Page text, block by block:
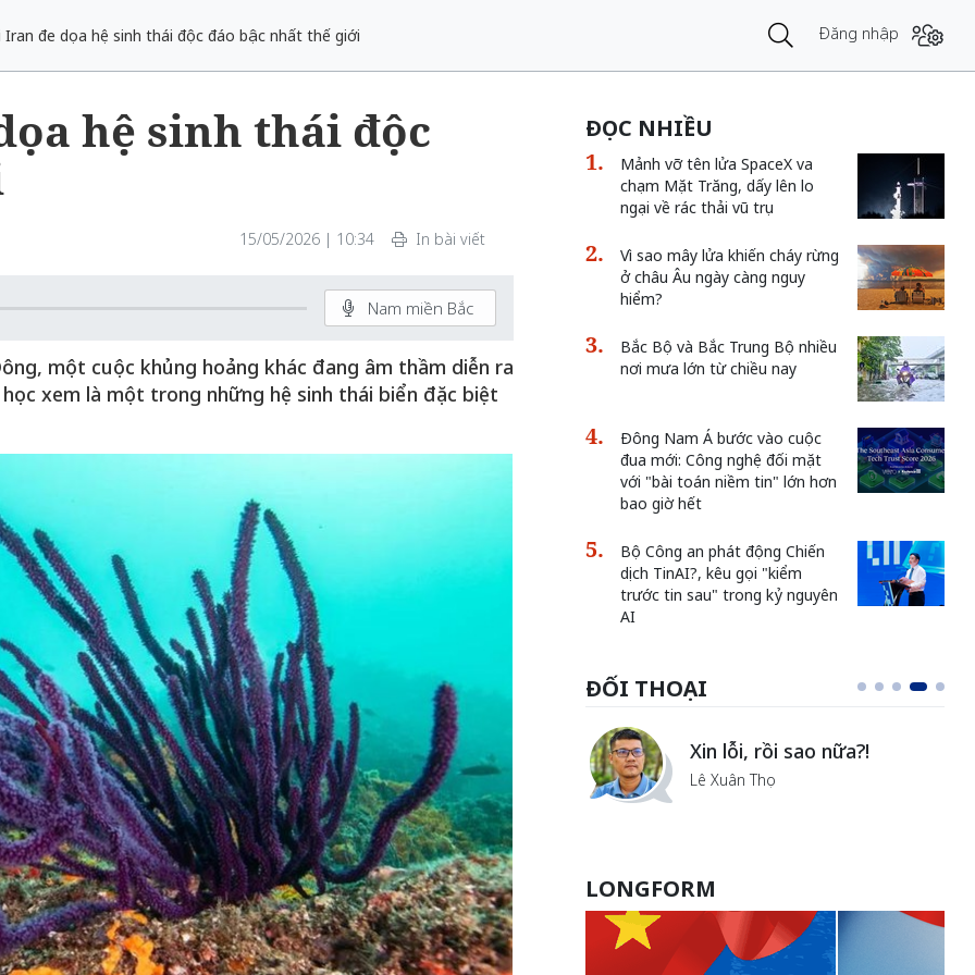
Iran đe dọa hệ sinh thái độc đáo bậc nhất thế giới Đăng nhập
hệ sinh thái độc
15/05/2026 | 10:34 In bài viết
Nam miền Bắc
một cuộc khủng hoảng khác đang âm thầm diễn ra
xem là một trong những hệ sinh thái biển đặc biệt
ĐỌC NHIỀU
Mảnh vỡ tên lửa SpaceX va
chạm Mặt Trăng, dấy lên lo
ngại về rác thải vũ trụ
Vì sao mây lửa khiến cháy rừng
ở châu Âu ngày càng nguy
hiểm?
Bắc Bộ và Bắc Trung Bộ nhiều
nơi mưa lớn từ chiều nay
Đông Nam Á bước vào cuộc
đua mới: Công nghệ đối mặt
với "bài toán niềm tin" lớn hơn
bao giờ hết
Bộ Công an phát động Chiến
dịch TinAI?, kêu gọi "kiểm
trước tin sau" trong kỷ nguyên
AI
ĐỐI THOẠI
nhà
Bắc Biên - Giữ một ngôi
làng ven sông Hồng của Hà
Nội
TS. Trần Kim Hào
Xin lỗi, rồi sao nữa?!
Lê Xuân Thọ
LONGFORM